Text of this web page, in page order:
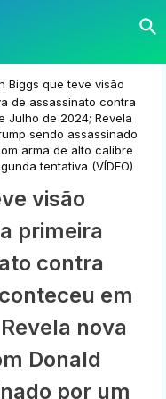
Biggs que teve visão
de assassinato contra
Julho de 2024; Revela
sendo assassinado
arma de alto calibre
tentativa (VÍDEO)
visão
primeira
contra
em
nova
Donald
por um